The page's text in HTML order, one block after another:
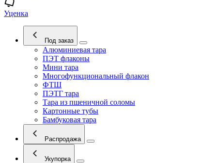
Уценка
Под заказ
Алюминиевая тара
ПЭТ флаконы
Мини тара
Многофункциональный флакон
ФТШ
ПЭТГ тара
Тара из пшеничной соломы
Картонные тубы
Бамбуковая тара
Распродажа
Укупорка